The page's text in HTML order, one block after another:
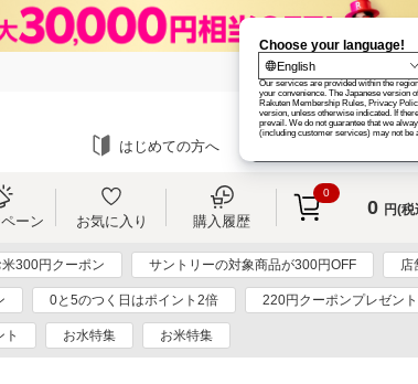
楽
はじめての方へ
ーン お気に入り 購入履歴
0
0 円(税
300円クーポン サントリーの対象商品が300円OFF 店
0と5のつく日はポイント2倍 220円クーポンプレゼント
ト お水特集 お米特集